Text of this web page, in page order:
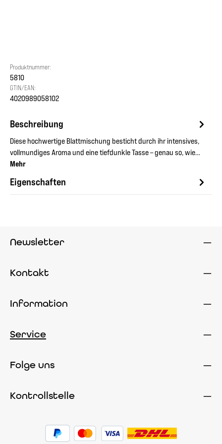
Produktnummer:
5810
GTIN/EAN:
4020989058102
Beschreibung
Diese hochwertige Blattmischung besticht durch ihr intensives,
vollmundiges Aroma und eine tiefdunkle Tasse – genau so, wie…
Mehr
Eigenschaften
Newsletter
Kontakt
Information
Service
Folge uns
Kontrollstelle